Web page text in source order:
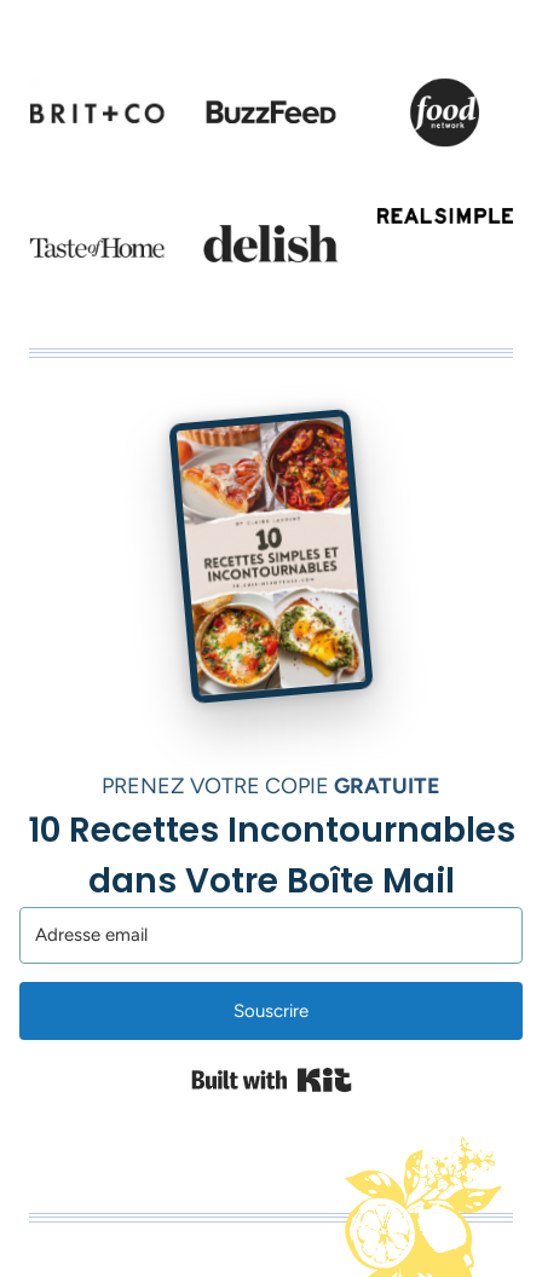
PRENEZ VOTRE COPIE GRATUITE
10 Recettes Incontournables
dans Votre Boîte Mail
Souscrire
Built with Kit